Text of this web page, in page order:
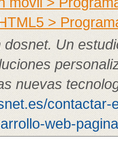
>
dosnet. Un
nuevas
contactar-
web-